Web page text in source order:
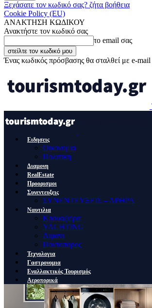
Ξεχάσατε τον κωδικό σας? ζήτα βοήθεια
Cookie Policy (EU)
ΑΝΑΚΤΗΣΗ ΚΩΔΙΚΟΥ
Ανακτήστε τον κωδικό σας
το email σας
Ένας κωδικός πρόσβασης θα σταλθεί με e-mail
Ειδησεις
Οικονομια
Πολιτικη
Διαμονη
RealEstate
Προορισμοι
Συνεντευξεις
ΣΥΝΕΝΤΕΥΞΕΙΣ – ΑΡΘΡΑ
Ναυτιλια
Κρουαζιερα
YACHTING
Λιμανι
Ποντοπορος
Τεχνολογια
Γαστρονομια
Εναλλακτικός Τουρισμός
Αεροπορικά